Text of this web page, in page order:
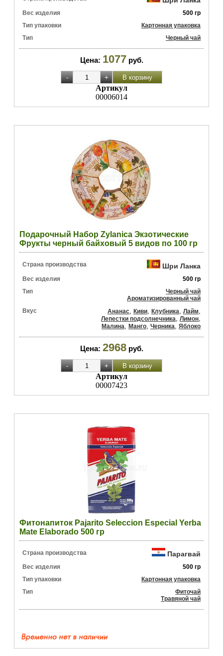
Вес изделия
500 гр
Тип упаковки
Картонная упаковка
Тип
Черный чай
Цена: 1077 руб.
Артикул
00006014
Подарочный Набор Zylanica Экзотические
Фрукты черный байховый 5 видов по 100 гр
Страна производства Шри Ланка
Вес изделия
500 гр
Тип
Черный чай
Ароматизированный чай
Вкус
Ананас, Киви, Клубника, Лайм,
Лепестки подсолнечника, Лимон,
Малина, Манго, Черника, Яблоко
Цена: 2968 руб.
Артикул
00007423
Фитонапиток Pajarito Seleccion Especial Yerba
Mate Elaborado 500 гр
Страна производства Парагвай
Вес изделия
500 гр
Тип упаковки
Картонная упаковка
Тип
Фиточай
Травяной чай